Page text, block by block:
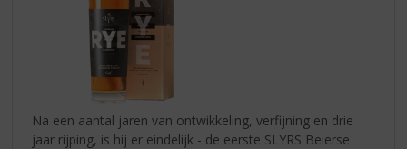
Na een aantal jaren van ontwikkeling, verfijning en drie
jaar rijping, is hij er eindelijk - de eerste SLYRS Beierse